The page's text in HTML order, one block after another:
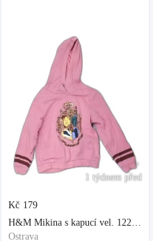
1 týdnem před
Kč 179
H&M Mikina s kapucí vel. 122 fialová
Ostrava